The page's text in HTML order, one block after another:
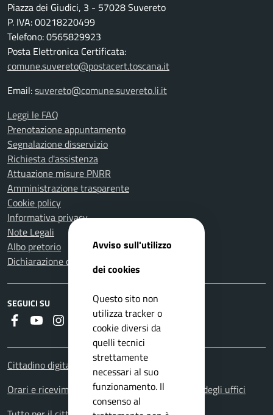
Piazza dei Giudici, 3 - 57028 Suvereto
P. IVA: 00218220499
Telefono: 0565829923
Posta Elettronica Certificata:
comune.suvereto@postacert.toscana.it
Email:suvereto@comune.suvereto.li.it
Leggi le FAQ
Prenotazione appuntamento
Segnalazione disservizio
Richiesta d'assistenza
Attuazione misure PNRR
Amministrazione trasparente
Cookie policy
Informativa privacy
Note Legali
Albo pretorio
Dichiarazione di accessibilità
SEGUICI SU
Faceboook
YoutubeInstagram
RSS
Cittadino digitale - PagoPA
Orari e ricevimenti. Orario apertura al pubblico degli uffici
Avviso sull'utilizzo
dei cookies
Questo sito non
utilizza tracker o
cookie diversi da
quelli tecnici
strettamente
necessari al suo
funzionamento. Il
consenso al